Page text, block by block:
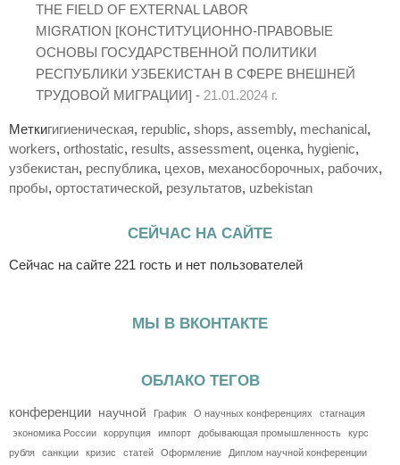
THE FIELD OF EXTERNAL LABOR
MIGRATION [КОНСТИТУЦИОННО-ПРАВОВЫЕ
ОСНОВЫ ГОСУДАРСТВЕННОЙ ПОЛИТИКИ
РЕСПУБЛИКИ УЗБЕКИСТАН В СФЕРЕ ВНЕШНЕЙ
ТРУДОВОЙ МИГРАЦИИ] - 21.01.2024 г.
Меткигигиеническая, republic, shops, assembly, mechanical,
workers, orthostatic, results, assessment, оценка, hygienic,
узбекистан, республика, цехов, механосборочных, рабочих,
пробы, ортостатической, результатов, uzbekistan
СЕЙЧАС НА САЙТЕ
Сейчас на сайте 221 гость и нет пользователей
МЫ В ВКОНТАКТЕ
ОБЛАКО ТЕГОВ
конференции научной График О научных конференциях
стагнация
экономика России
коррупция импорт добывающая промышленность
курс
рубля
санкции кризис статей Оформление
Диплом научной конференции